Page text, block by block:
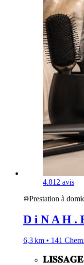
4.812 avis
Prestation à
D i N A H .
6,3 km • 141